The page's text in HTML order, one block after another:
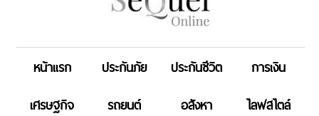
หน้าแรก ประกันภัย ประกันชีวิต
การเงิน
เศรษฐกิจ
รถยนต์ อสังหา
ไลฟสไตล์